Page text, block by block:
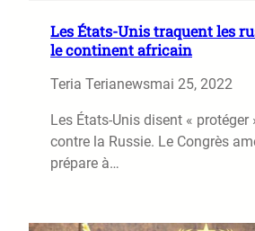
Les États-Unis traquent les
le continent africain
Teria Terianewsmai 25, 2022
Les États-Unis disent «
contre la Russie. Le Congrès
prépare à…